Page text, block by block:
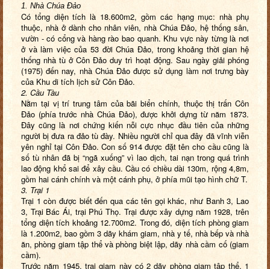
1. Nhà Chúa Đảo
Có tổng diện tích là 18.600m2, gồm các hạng mục: nhà phụ
thuộc, nhà ở dành cho nhân viên, nhà Chúa Đảo, hệ thống sân,
vườn - có cổng và hàng rào bao quanh. Khu vực này từng là nơi
ở và làm việc của 53 đời Chúa Đảo, trong khoảng thời gian hệ
thống nhà tù ở Côn Đảo duy trì hoạt động. Sau ngày giải phóng
(1975) đến nay, nhà Chúa Đảo được sử dụng làm nơi trưng bày
của Khu di tích lịch sử Côn Đảo.
2. Cầu Tàu
Nằm tại vị trí trung tâm của bãi biển chính, thuộc thị trấn Côn
Đảo (phía trước nhà Chúa Đảo), được khởi dựng từ năm 1873.
Đây cũng là nơi chứng kiến nỗi cực nhục đầu tiên của những
người bị đưa ra đảo tù đày. Nhiều người chỉ qua đây đã vĩnh viễn
yên nghỉ tại Côn Đảo. Con số 914 được đặt tên cho cầu cũng là
số tù nhân đã bị “ngã xuống” vì lao dịch, tai nạn trong quá trình
lao động khổ sai để xây cầu. Cầu có chiều dài 130m, rộng 4,8m,
gồm hai cánh chính và một cánh phụ, ở phía mũi tạo hình chữ T.
3. Trại 1
Trại 1 còn được biết đến qua các tên gọi khác, như Banh 3, Lao
3, Trại Bác Ái, trại Phú Thọ. Trại được xây dựng năm 1928, trên
tổng diện tích khoảng 12.700m2. Trong đó, diện tích phòng giam
là 1.200m2, bao gồm 3 dãy khám giam, nhà y tế, nhà bếp và nhà
ăn, phòng giam tập thể và phòng biệt lập, dãy nhà cầm cố (giam
cầm).
Trước năm 1945, trại giam này có 2 dãy phòng giam tập thể, 1